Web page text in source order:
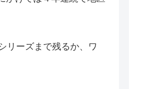
リーズまで残るか、ワ